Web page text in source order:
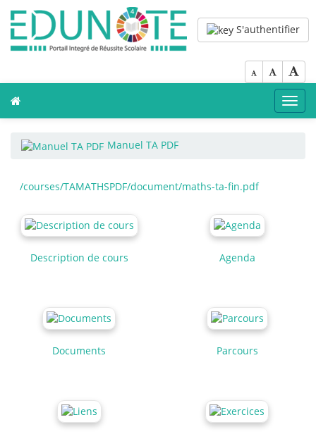
S'authentifier
Manuel TA PDF
/courses/TAMATHSPDF/document/maths-ta-fin.pdf
Description de cours Agenda
Documents Parcours